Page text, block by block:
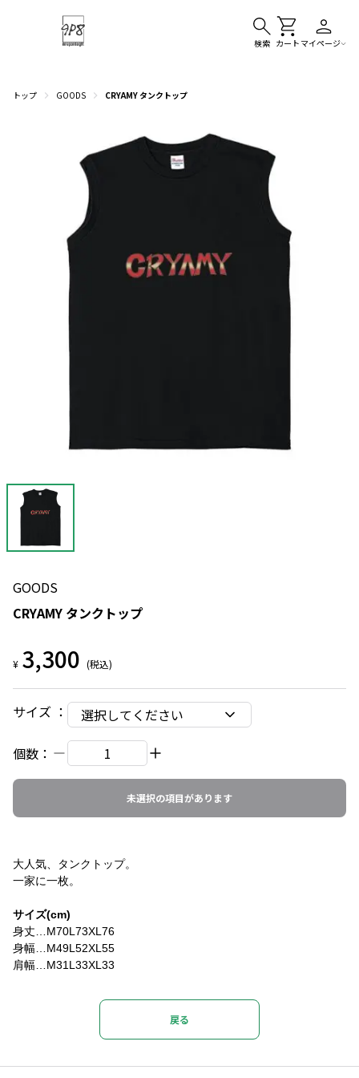
検索 カート マイページ
トップ GOODS CRYAMY タンクトップ
GOODS
CRYAMY タンクトップ
¥ 3,300 (税込)
サイズ ：
選択してください
個数：
未選択の項目があります
大人気、タンクトップ。
一家に一枚。
サイズ(cm)
身丈…M70L73XL76
身幅…M49L52XL55
肩幅…M31L33XL33
戻る